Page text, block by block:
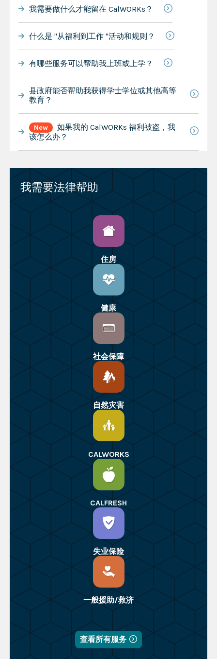
我需要做什么才能留在 CalWORKs？
什么是 "从福利到工作 "活动和规则？
有哪些服务可以帮助我上班或上学？
县政府能否帮助我获得学士学位或其他高等
教育？
New
如果我的 CalWORKs 福利被盗，我
该怎么办？
我需要法律帮助
住房
健康
社会保障
自然灾害
CALWORKS
CALFRESH
失业保险
一般援助/救济
查看所有服务